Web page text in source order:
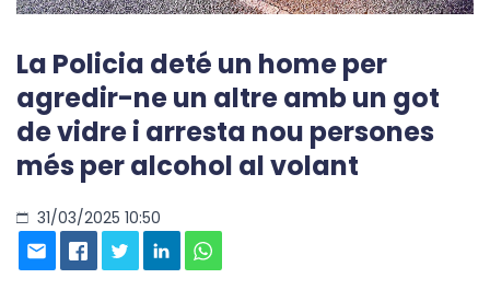
La Policia deté un home per
agredir-ne un altre amb un got
de vidre i arresta nou persones
més per alcohol al volant
31/03/2025 10:50